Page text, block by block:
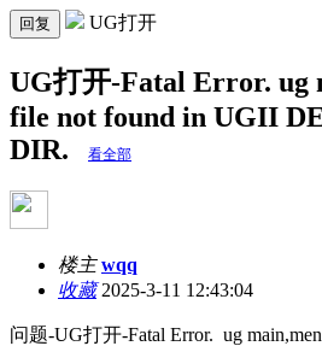
回复 UG打开
UG打开-Fatal Error. ug
file not found in UGII
DIR.
看全部
楼主 wqq
收藏2025-3-11 12:43:04
问题-UG打开-Fatal Error. ug